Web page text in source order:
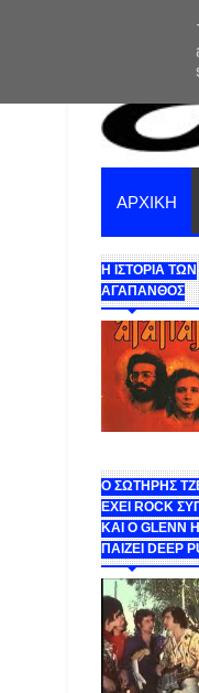
ΑΡΧΙΚΗ
Η ΙΣΤΟΡΙΑ ΤΩΝ
ΑΓΑΠΑΝΘΟΣ
Ο ΣΩΤΗΡΗΣ
ΕΧΕΙ ROCK
ΚΑΙ Ο GLENN
ΠΑΙΖΕΙ DEEP